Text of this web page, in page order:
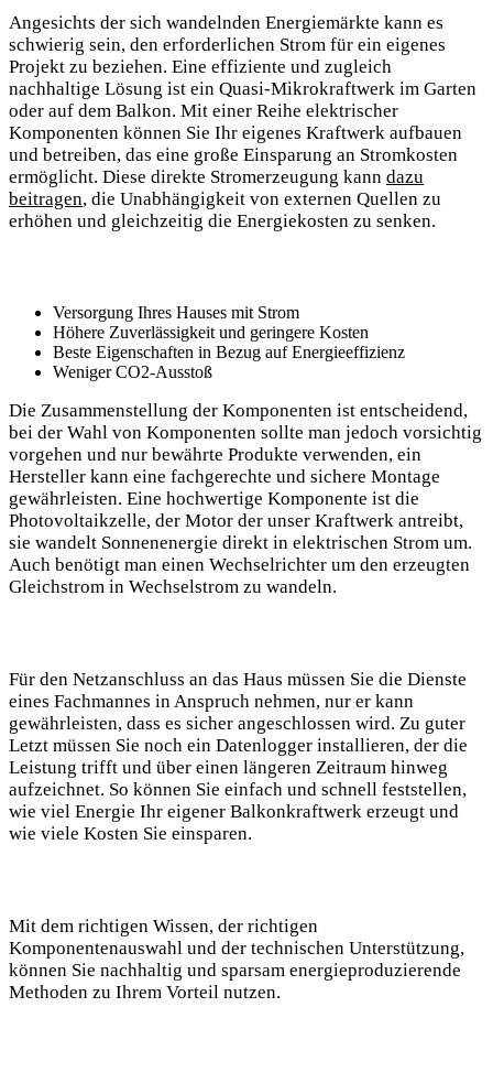
Angesichts⁤ der sich wandelnden Energiemärkte kann es
schwierig sein, den erforderlichen Strom für ‌ein eigenes
Projekt zu ‍beziehen. ⁣Eine effiziente⁣ und zugleich⁢
nachhaltige Lösung ist ein Quasi-Mikrokraftwerk im Garten⁣
oder auf dem Balkon. ⁤Mit einer​ Reihe elektrischer
Komponenten können Sie ⁣Ihr eigenes Kraftwerk aufbauen⁤
und betreiben, das eine ⁢große Einsparung ‌an Stromkosten
ermöglicht. Diese direkte Stromerzeugung kann dazu
beitragen, die ⁤Unabhängigkeit von externen Quellen ⁣zu
erhöhen und gleichzeitig die Energiekosten zu senken.
Versorgung Ihres‌ Hauses mit‌ Strom
Höhere Zuverlässigkeit und geringere Kosten
Beste Eigenschaften ‍in Bezug⁢ auf Energieeffizienz
Weniger‍ CO2-Ausstoß
Die Zusammenstellung der Komponenten ist entscheidend,
bei der Wahl von Komponenten sollte man jedoch vorsichtig
vorgehen und​ nur bewährte Produkte verwenden, ein
Hersteller kann eine ‌fachgerechte und sichere Montage
gewährleisten. Eine hochwertige Komponente ist die
⁤Photovoltaikzelle, der Motor ‌der unser Kraftwerk antreibt,
sie⁣ wandelt Sonnenenergie direkt in elektrischen Strom ⁣um.
Auch benötigt⁢ man einen Wechselrichter um den erzeugten‌
Gleichstrom in Wechselstrom zu⁢ wandeln.
Für ‍den Netzanschluss an das Haus müssen Sie die⁢ Dienste
eines Fachmannes⁤ in Anspruch nehmen, nur er kann
gewährleisten, dass es sicher angeschlossen wird. Zu guter
Letzt müssen ⁢Sie noch ein Datenlogger installieren, der die
Leistung trifft und über einen längeren Zeitraum hinweg⁢
aufzeichnet. So⁢ können Sie einfach und schnell ‍feststellen,
⁤wie viel Energie Ihr eigener ⁢Balkonkraftwerk erzeugt und⁢
wie viele⁢ Kosten Sie einsparen.
Mit dem richtigen Wissen, der richtigen
Komponentenauswahl und der technischen Unterstützung,⁤
können⁤ Sie nachhaltig und ⁢sparsam energieproduzierende
Methoden⁣ zu Ihrem Vorteil nutzen.